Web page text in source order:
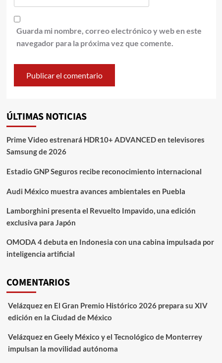
Guarda mi nombre, correo electrónico y web en este
navegador para la próxima vez que comente.
ÚLTIMAS NOTICIAS
Prime Video estrenará HDR10+ ADVANCED en televisores
Samsung de 2026
Estadio GNP Seguros recibe reconocimiento internacional
Audi México muestra avances ambientales en Puebla
Lamborghini presenta el Revuelto Impavido, una edición
exclusiva para Japón
OMODA 4 debuta en Indonesia con una cabina impulsada por
inteligencia artificial
COMENTARIOS
Velázquezen El Gran Premio Histórico 2026 prepara su XIV
edición en la Ciudad de México
Velázquezen Geely México y el Tecnológico de Monterrey
impulsan la movilidad autónoma